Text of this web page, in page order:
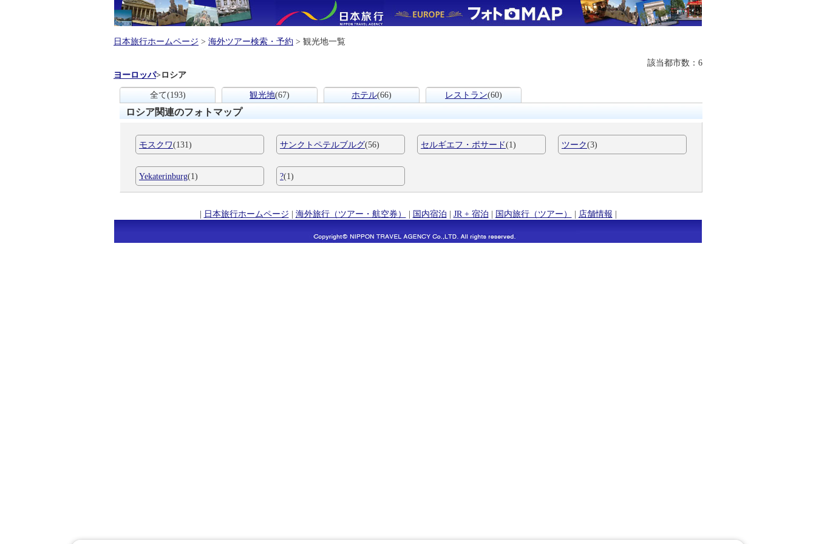
日本旅行ホームページ > 海外ツアー検索・予約 > 観光地一覧
該当都市数：6
ヨーロッパ>ロシア
全て(193) 観光地(67) ホテル(66) レストラン(60)
ロシア関連のフォトマップ
モスクワ(131) サンクトペテルブルグ(56) セルギエフ・ポサード(1) ツーク(3)
Yekaterinburg(1) ?(1)
| 日本旅行ホームページ | 海外旅行（ツアー・航空券） | 国内宿泊 | JR + 宿泊 | 国内旅行（ツアー） | 店舗情報 |